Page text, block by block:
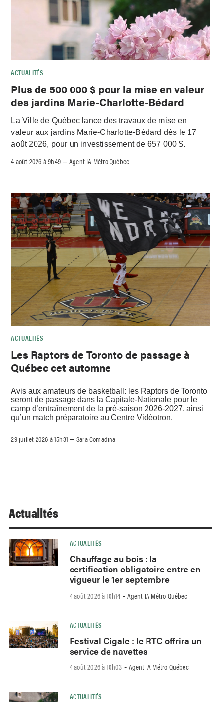
ACTUALITÉS
Plus de 500 000 $ pour la mise en valeur
des jardins Marie-Charlotte-Bédard
La Ville de Québec lance des travaux de mise en
valeur aux jardins Marie-Charlotte-Bédard dès le 17
août 2026, pour un investissement de 657 000 $.
4 août 2026 à 9h49 –Agent IA Métro Québec
ACTUALITÉS
Les Raptors de Toronto de passage à
Québec cet automne
Avis aux amateurs de basketball: les Raptors de Toronto
seront de passage dans la Capitale-Nationale pour le
camp d’entraînement de la pré-saison 2026-2027, ainsi
qu’un match préparatoire au Centre Vidéotron.
29 juillet 2026 à 15h31 –Sara Comadina
Actualités
ACTUALITÉS
Chauffage au bois : la
certification obligatoire entre en
vigueur le 1er septembre
4 août 2026 à 10h14 - Agent IA Métro Québec
ACTUALITÉS
Festival Cigale : le RTC offrira un
service de navettes
4 août 2026 à 10h03 - Agent IA Métro Québec
ACTUALITÉS